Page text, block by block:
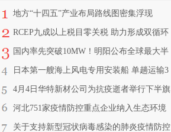
地方“十四五”产业布局路线图密集浮现
RCEP九成以上税目零关税 助力形成双循环
新发展格局
国内率先突破10MW！明阳公布全球最大半
直驱海上风机
日本第一艘海上风电专用安装船 单趟运输3
台12MW
4月4日华特新材公司为抗疫逝者举行下半旗
志哀仪式
河北751家疫情防控重点企业纳入生态环境
监管正面清单
关于支持新型冠状病毒感染的肺炎疫情防控